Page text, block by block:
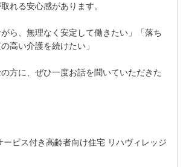
れる安心感があります。
がら、無理なく安定して働きたい」「落ち
高い介護を続けたい」
方に、ぜひ一度お話を聞いていただきた
ービス付き高齢者向け住宅 リハヴィレッジ